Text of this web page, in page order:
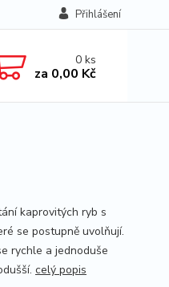
Přihlášení
0ks
za 0,00 Kč
kaprovitých ryb s
se postupně uvolňují.
rychle a jednoduše
celý popis